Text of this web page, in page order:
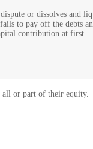
or dissolves and
to pay off the debts
contribution at first.
all or part of their equity.